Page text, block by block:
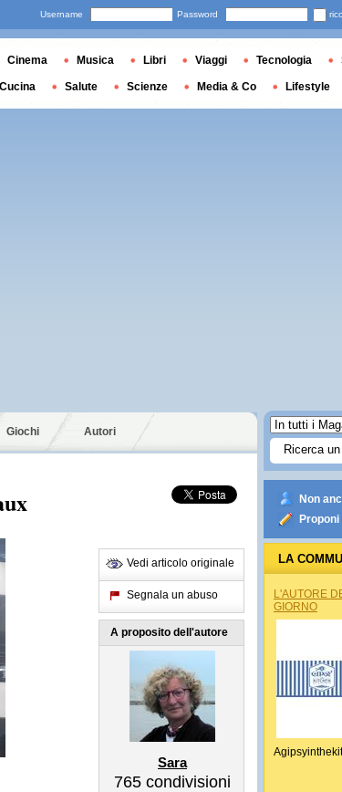
Giochi Autori
Vedi articolo originale
Segnala un abuso
A proposito dell'autore
Sara
765 condivisioni
Non
LA
L'AUTORE
GIORNO
Username Password
Cinema Musica Libri Viaggi Tecnologia
Cucina Salute Scienze Media & Co Lifestyle